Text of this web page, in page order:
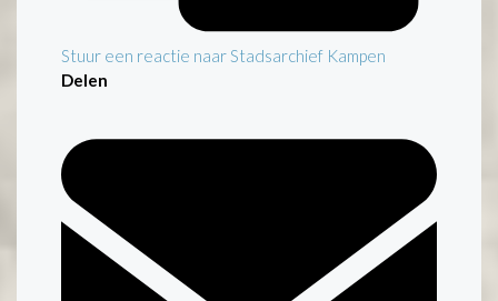
Stuur een reactie naar Stadsarchief Kampen
Delen